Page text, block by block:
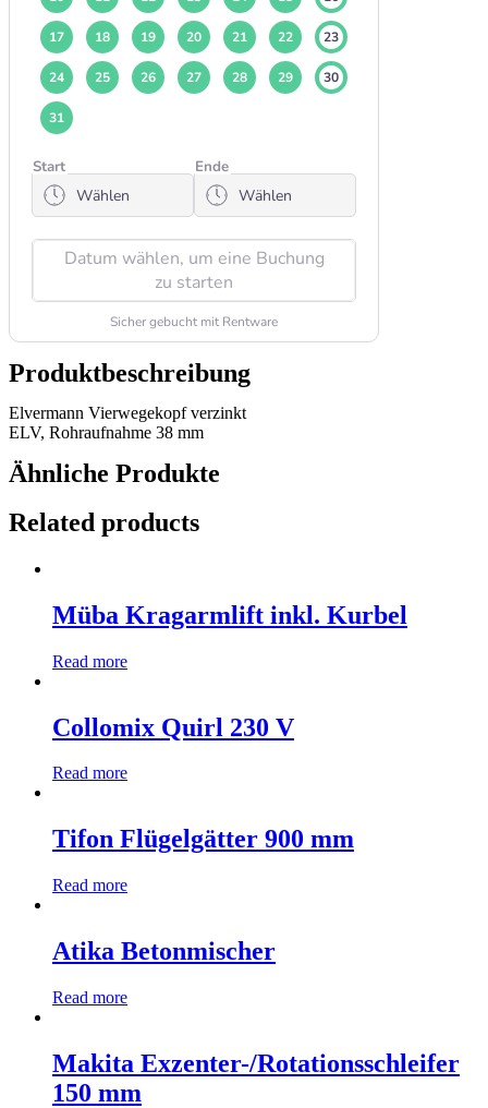
Produktbeschreibung
Elvermann Vierwegekopf verzinkt
ELV, Rohraufnahme 38 mm
Ähnliche Produkte
Related products
Müba Kragarmlift inkl. Kurbel
Read more
Collomix Quirl 230 V
Read more
Tifon Flügelgätter 900 mm
Read more
Atika Betonmischer
Read more
Makita Exzenter-/Rotationsschleifer
150 mm